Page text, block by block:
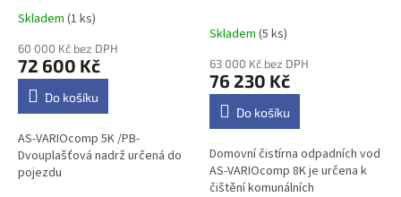
A
Průměrné
produktu
je
5,0
hvězdiček.
Skladem (1 ks)
60 000 Kč bez DPH
72 600 Kč
Do košíku
AS-VARIOcomp 5K /PB-
Dvouplašťová nadrž určená do
pojezdu
Skladem (5 ks)
63 000 Kč bez DPH
76 230 Kč
Do košíku
Domovní čistírna odpadních vod
AS-VARIOcomp 8K je určena k
čištění komunálních